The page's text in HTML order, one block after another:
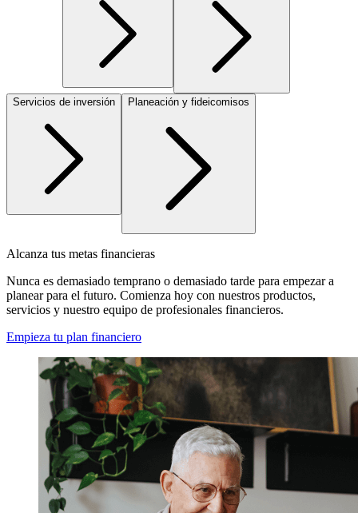
Servicios de inversión Planeación y fideicomisos
Alcanza tus metas financieras
Nunca es demasiado temprano o demasiado tarde para empezar a
planear para el futuro. Comienza hoy con nuestros productos,
servicios y nuestro equipo de profesionales financieros.
Empieza tu plan financiero